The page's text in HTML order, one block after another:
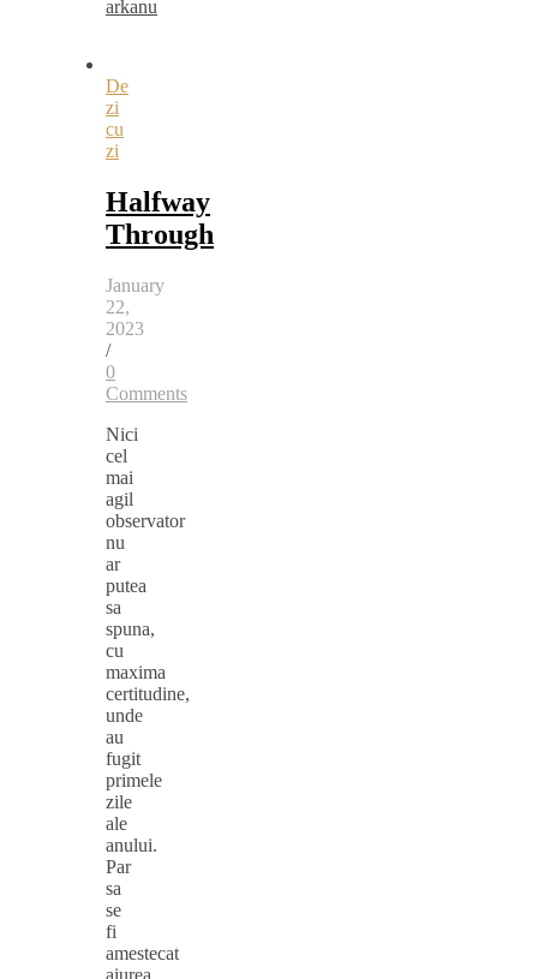
arkanu
De
zi
cu
zi
Halfway
Through
January
22,
2023
/
0
Comments
Nici
cel
mai
agil
observator
nu
ar
putea
sa
spuna,
cu
maxima
certitudine,
unde
au
fugit
primele
zile
ale
anului.
Par
sa
se
fi
amestecat
aiurea,